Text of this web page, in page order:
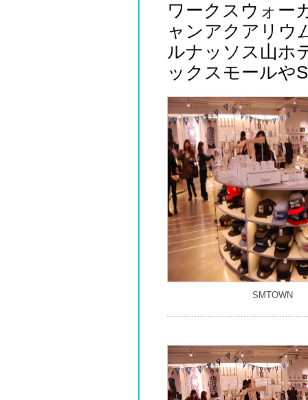
ワークスウォー
ャンアクアリウ
ルナッソス山ホ
ックスモールや
SMTOWN